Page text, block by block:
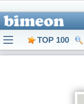
TOP 100